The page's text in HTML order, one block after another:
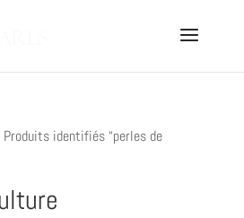
identifiés “perles de